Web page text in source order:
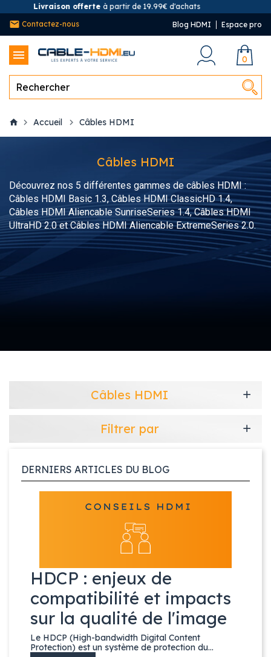
Contactez-nous
Livraison offerteà partir de 19.99€ d'achats
Blog HDMI
Espace pro
0
Accueil Câbles HDMI
Câbles HDMI
Découvrez nos 5 différentes gammes de câbles HDMI :
Câbles HDMI Basic 1.3, Câbles HDMI ClassicHD 1.4,
Câbles HDMI Aliencable SunriseSeries 1.4, Câbles HDMI
UltraHD 2.0 et Câbles HDMI Aliencable ExtremeSeries 2.0.
Câbles HDMI
Filtrer par
DERNIERS ARTICLES DU BLOG
HDCP : enjeux de
compatibilité et impacts
sur la qualité de l'image
Le HDCP (High-bandwidth Digital Content
Protection) est un système de protection du...